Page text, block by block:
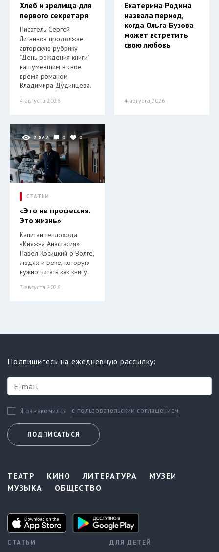
Хлеб и зрелища для
первого секретаря
Писатель Сергей
Литвинов продолжает
авторскую рубрику
"День рождения книги"
нашумевшим в свое
время романом
Владимира Дудинцева.
4 августа 2026
Екатерина Родина
назвала период,
когда Ольга Бузова
может встретить
свою любовь
4 августа 2026
2 867 0 0
СТАТЬИ
«Это не профессия.
Это жизнь»
Капитан теплохода
«Княжна Анастасия»
Павел Косицкий о Волге,
людях и реке, которую
нужно читать как книгу.
3 августа 2026
Подпишитесь на ежедневную рассылку:
Я ознакомился с пользовательским соглашением
ПОДПИСАТЬСЯ
ТЕАТР КИНО ЛИТЕРАТУРА
МУЗЕИ
МУЗЫКА
ОБЩЕСТВО
СТАТЬИ
ДЛЯ ДЕТЕЙ